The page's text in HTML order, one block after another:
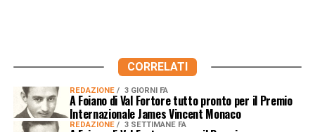
CORRELATI
REDAZIONE 3 GIORNI FA
A Foiano di Val Fortore tutto pronto per il Premio
Internazionale James Vincent Monaco
REDAZIONE 3 SETTIMANE FA